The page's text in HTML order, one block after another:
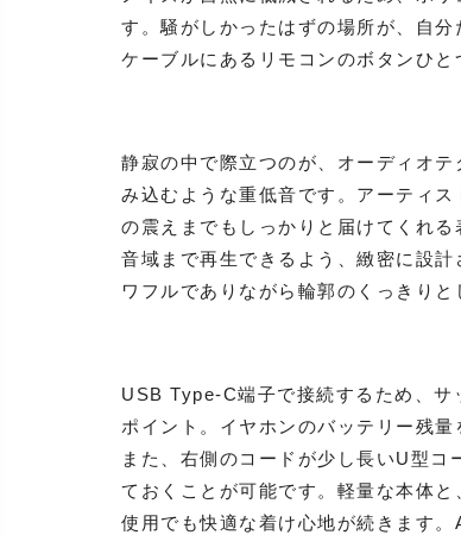
す。騒がしかったはずの場所が、自
ケーブルにあるリモコンのボタンひと
静寂の中で際立つのが、オーディオ
み込むような重低音です。アーティ
の震えまでもしっかりと届けてくれ
音域まで再生できるよう、緻密に設
ワフルでありながら輪郭のくっきりと
USB Type-C端子で接続するため、サ
ポイント。イヤホンのバッテリー残
また、右側のコードが少し長いU型
ておくことが可能です。軽量な本体
使用でも快適な着け心地が続きます